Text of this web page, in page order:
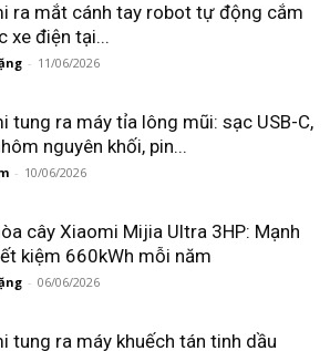
ra mắt cánh tay robot tự động cắm
xe điện tại...
- 11/06/2026
tung ra máy tỉa lông mũi: sạc USB-C,
nguyên khối, pin...
- 10/06/2026
cây Xiaomi Mijia Ultra 3HP: Mạnh
kiệm 660kWh mỗi năm
- 06/06/2026
tung ra máy khuếch tán tinh dầu